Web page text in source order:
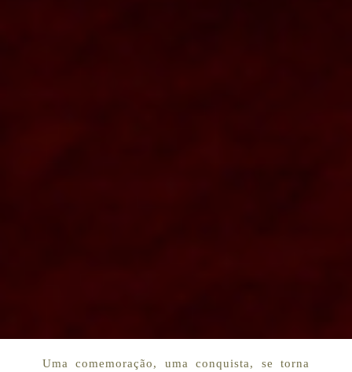
Uma comemoração, uma conquista, se torna